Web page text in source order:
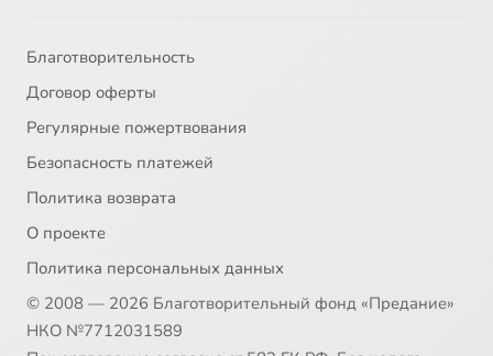
Благотворительность
Договор оферты
Регулярные пожертвования
Безопасность платежей
Политика возврата
О проекте
Политика персональных данных
© 2008 — 2026 Благотворительный фонд «Предание»
НКО №7712031589